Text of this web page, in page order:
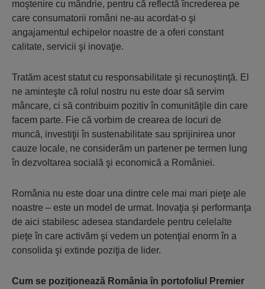
moştenire cu mândrie, pentru că reflectă încrederea pe
care consumatorii români ne-au acordat-o şi
angajamentul echipelor noastre de a oferi constant
calitate, servicii şi inovaţie.
Tratăm acest statut cu responsabilitate şi recunoştinţă. El
ne aminteşte că rolul nostru nu este doar să servim
mâncare, ci să contribuim pozitiv în comunităţile din care
facem parte. Fie că vorbim de crearea de locuri de
muncă, investiţii în sustenabilitate sau sprijinirea unor
cauze locale, ne considerăm un partener pe termen lung
în dezvoltarea socială şi economică a României.
România nu este doar una dintre cele mai mari pieţe ale
noastre – este un model de urmat. Inovaţia şi performanţa
de aici stabilesc adesea standardele pentru celelalte
pieţe în care activăm şi vedem un potenţial enorm în a
consolida şi extinde poziţia de lider.
Cum se poziţionează România în portofoliul Premier